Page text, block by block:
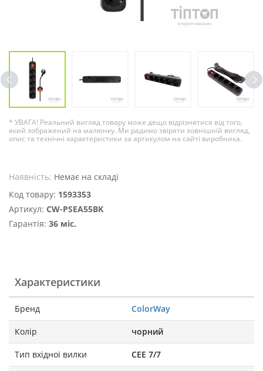
* УВАГА! Реальний вигляд товару може дещо відрізнятися від того,
який зображений на малюнку. Ми радимо звіряти зовнішній вигляд,
опис та технічні характеристики за артикулом на сайті виробника.
Наявність: Немає на складі
Код товару: 1593353
Артикул: CW-PSEA55BK
Гарантія: 36 міс.
Характеристики
Бренд ColorWay
Колір чорний
Тип вхідної вилки СЕЕ 7/7